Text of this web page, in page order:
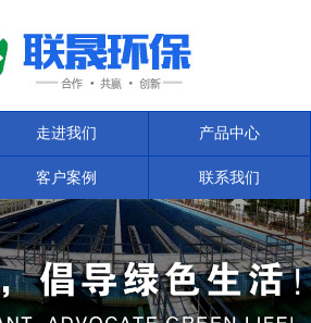
走进我们 产品中心
客户案例 联系我们